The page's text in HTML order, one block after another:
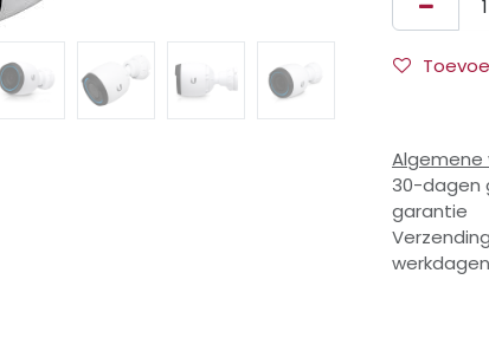
Algemene
30-dagen
garantie
werkdagen